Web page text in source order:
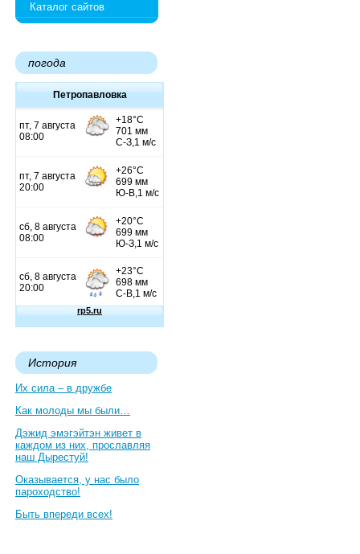
Каталог сайтов
погода
Петропавловка
История
Их сила – в дружбе
Как молоды мы были…
Дэжид эмэгэйтэн живет в
каждом из них, прославляя
наш Дырестуй!
Оказывается, у нас было
пароходство!
Быть впереди всех!